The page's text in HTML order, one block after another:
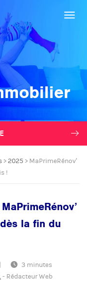
> 2025 > MaPrimeRénov’
!
la fin du
|
3 minutes
- Rédacteur Web